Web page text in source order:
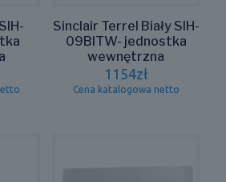
Sinclair Terrel Biały SIH-
09BITW- jednostka
wewnętrzna
1154zł
Cena katalogowa netto